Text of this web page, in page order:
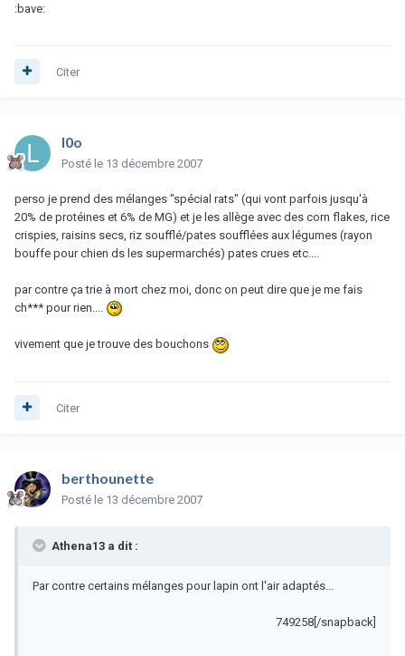
:bave:
Citer
l0o
Posté le 13 décembre 2007
perso je prend des mélanges "spécial rats" (qui vont parfois jusqu'à
20% de protéines et 6% de MG) et je les allège avec des corn flakes, rice
crispies, raisins secs, riz soufflé/pates soufflées aux légumes (rayon
bouffe pour chien ds les supermarchés) pates crues etc....
par contre ça trie à mort chez moi, donc on peut dire que je me fais
ch*** pour rien....
vivement que je trouve des bouchons
Citer
berthounette
Posté le 13 décembre 2007
Athena13 a dit :
Par contre certains mélanges pour lapin ont l'air adaptés...
749258[/snapback]